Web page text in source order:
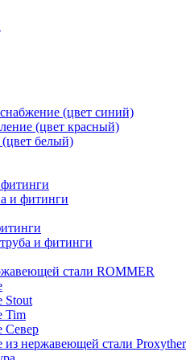
(цвет синий)
(цвет красный)
белый)
и фитинги
и фитинги
стали ROMMER
Stout
Tim
Север
нержавеющей стали